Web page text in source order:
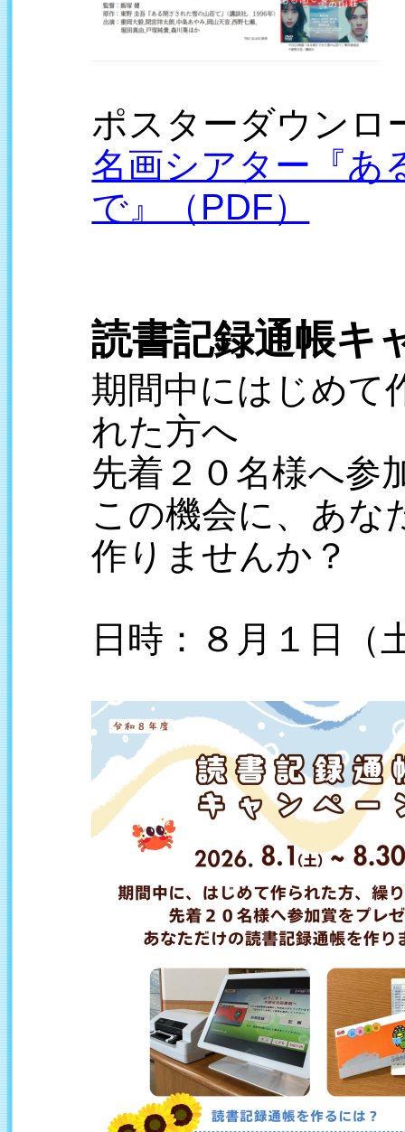
ポスターダウンロ
名画シアター『あ
で』（PDF）
読書記録通帳キ
期間中にはじめて
れた方へ
先着２０名様へ参
この機会に、あな
作りませんか？
日時：８月１日（